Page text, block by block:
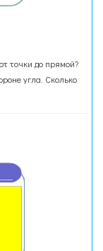
точки до прямой?
угла. Сколько